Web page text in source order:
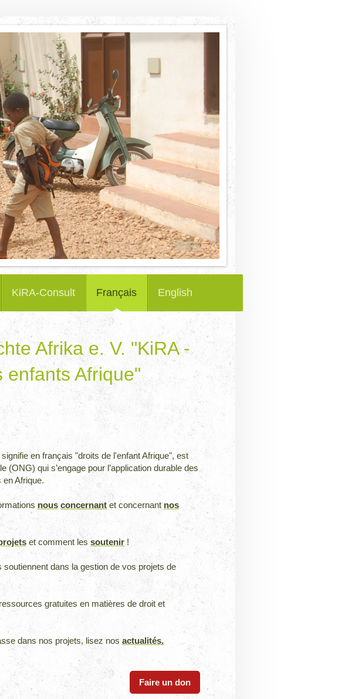
KiRA-Consult Français English
Afrika e. V. "KiRA -
enfants Afrique"
en français "droits de l'enfant Afrique", est
(ONG) qui s’engage pour l’application durable des
Afrique.
nous concernant et concernant nos
et comment les soutenir !
soutiennent dans la gestion de vos projets de
gratuites en matières de droit et
dans nos projets, lisez nos actualités.
Faire un don